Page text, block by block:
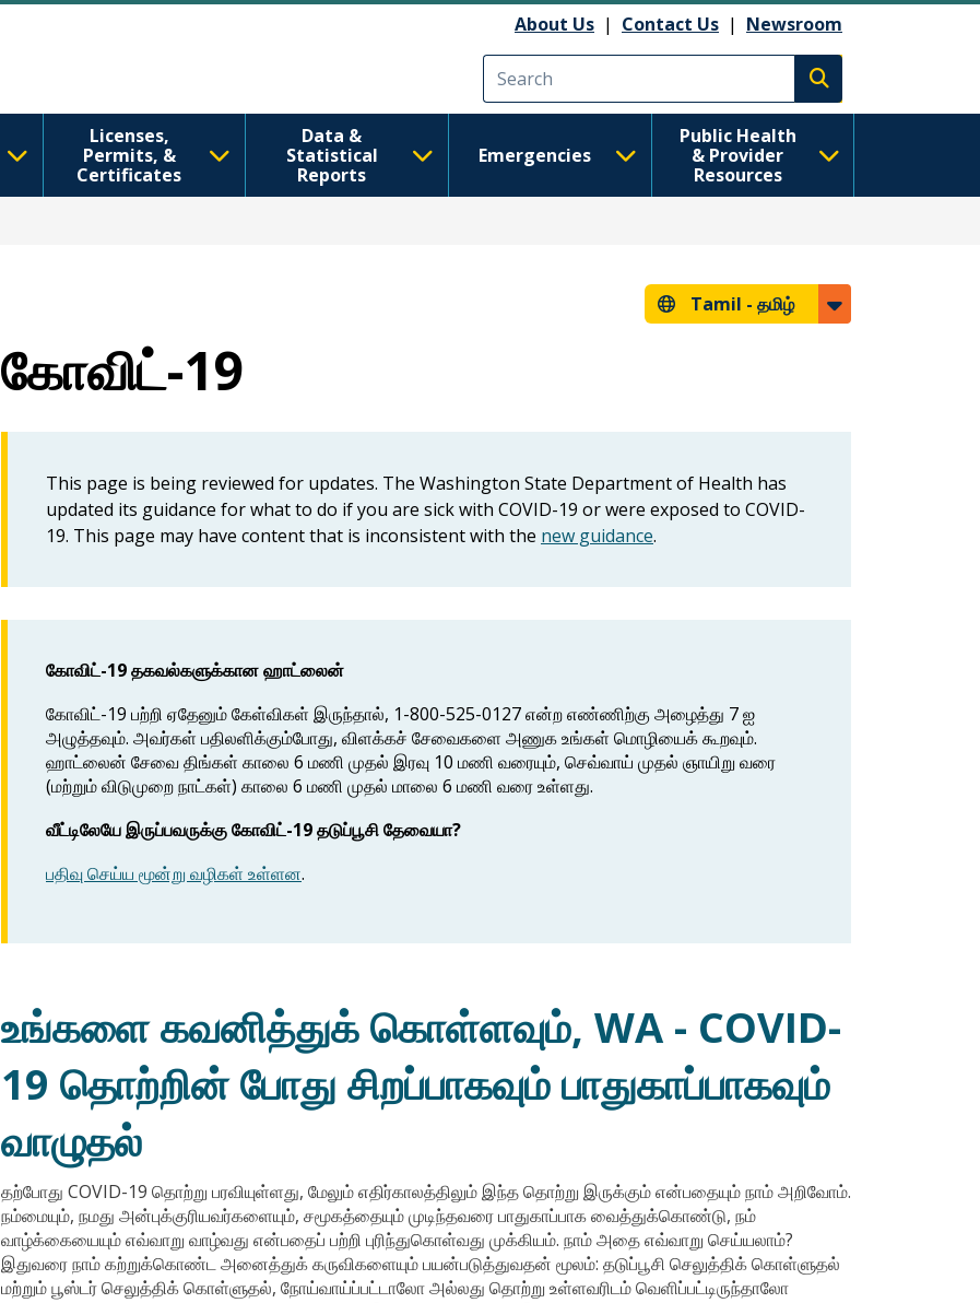
About Us | Contact Us | Newsroom
Execute search
Licenses,
Permits, &
Certificates
Data &
Statistical
Reports
Emergencies
Public Health
& Provider
Resources
Tamil - தமிழ்
கோவிட்-19
This page is being reviewed for updates. The Washington State Department of Health has
updated its guidance for what to do if you are sick with COVID-19 or were exposed to COVID-
19. This page may have content that is inconsistent with the new guidance.
கோவிட்-19 தகவல்களுக்கான ஹாட்லைன்
கோவிட்-19 பற்றி ஏதேனும் கேள்விகள் இருந்தால், 1-800-525-0127 என்ற எண்ணிற்கு அழைத்து 7 ஐ
அழுத்தவும். அவர்கள் பதிலளிக்கும்போது, ​​விளக்கச் சேவைகளை அணுக உங்கள் மொழியைக் கூறவும்.
ஹாட்லைன் சேவை திங்கள் காலை 6 மணி முதல் இரவு 10 மணி வரையும், செவ்வாய் முதல் ஞாயிறு வரை
(மற்றும் விடுமுறை நாட்கள்) காலை 6 மணி முதல் மாலை 6 மணி வரை உள்ளது.
வீட்டிலேயே இருப்பவருக்கு கோவிட்-19 தடுப்பூசி தேவையா?
பதிவு செய்ய மூன்று வழிகள் உள்ளன.
உங்களை கவனித்துக் கொள்ளவும், WA - COVID-
19 தொற்றின் போது சிறப்பாகவும் பாதுகாப்பாகவும்
வாழுதல்
தற்போது COVID-19 தொற்று பரவியுள்ளது, மேலும் எதிர்காலத்திலும் இந்த தொற்று இருக்கும் என்பதையும் நாம் அறிவோம்.
நம்மையும், நமது அன்புக்குரியவர்களையும், சமூகத்தையும் முடிந்தவரை பாதுகாப்பாக வைத்துக்கொண்டு, நம்
வாழ்க்கையையும் எவ்வாறு வாழ்வது என்பதைப் பற்றி புரிந்துகொள்வது முக்கியம். நாம் அதை எவ்வாறு செய்யலாம்?
இதுவரை நாம் கற்றுக்கொண்ட அனைத்துக் கருவிகளையும் பயன்படுத்துவதன் மூலம்: தடுப்பூசி செலுத்திக் கொள்ளுதல்
மற்றும் பூஸ்டர் செலுத்திக் கொள்ளுதல், நோய்வாய்ப்பட்டாலோ அல்லது தொற்று உள்ளவரிடம் வெளிப்பட்டிருந்தாலோ